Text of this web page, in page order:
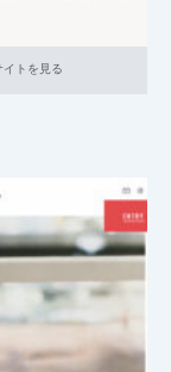
イトを見る
企業の採用サイト